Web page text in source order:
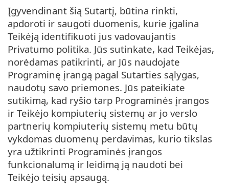
Įgyvendinant šią Sutartį, būtina rinkti,
apdoroti ir saugoti duomenis, kurie įgalina
Teikėją identifikuoti jus vadovaujantis
Privatumo politika. Jūs sutinkate, kad Teikėjas,
norėdamas patikrinti, ar Jūs naudojate
Programinę įrangą pagal Sutarties sąlygas,
naudotų savo priemones. Jūs pateikiate
sutikimą, kad ryšio tarp Programinės įrangos
ir Teikėjo kompiuterių sistemų ar jo verslo
partnerių kompiuterių sistemų metu būtų
vykdomas duomenų perdavimas, kurio tikslas
yra užtikrinti Programinės įrangos
funkcionalumą ir leidimą ją naudoti bei
Teikėjo teisių apsaugą.